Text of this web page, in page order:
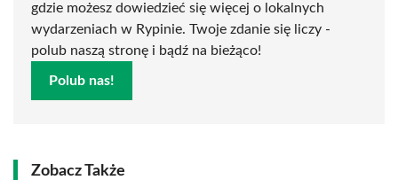
gdzie możesz dowiedzieć się więcej o lokalnych
wydarzeniach w Rypinie. Twoje zdanie się liczy -
polub naszą stronę i bądź na bieżąco!
Polub nas!
Zobacz Także